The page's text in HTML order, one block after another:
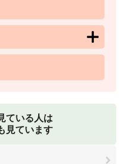
ている人は
見ています